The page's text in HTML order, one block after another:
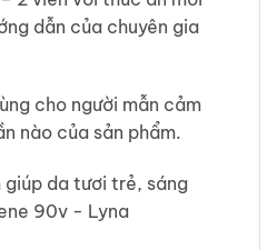
dẫn của chuyên gia
cho người mẫn cảm
nào của sản phẩm.